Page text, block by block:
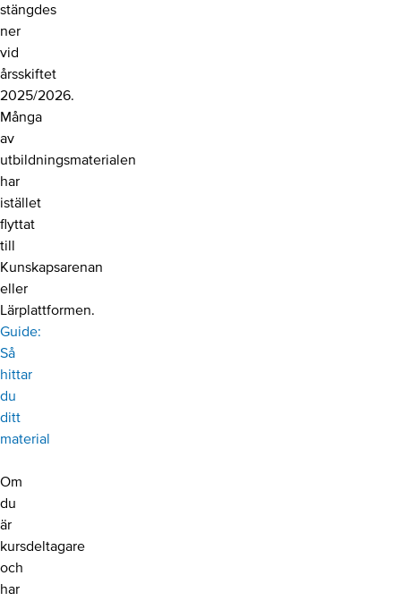
stängdes
ner
vid
årsskiftet
2025/2026.
Många
av
utbildningsmaterialen
har
istället
flyttat
till
Kunskapsarenan
eller
Lärplattformen.
Guide:
Så
hittar
du
ditt
material
Om
du
är
kursdeltagare
och
har